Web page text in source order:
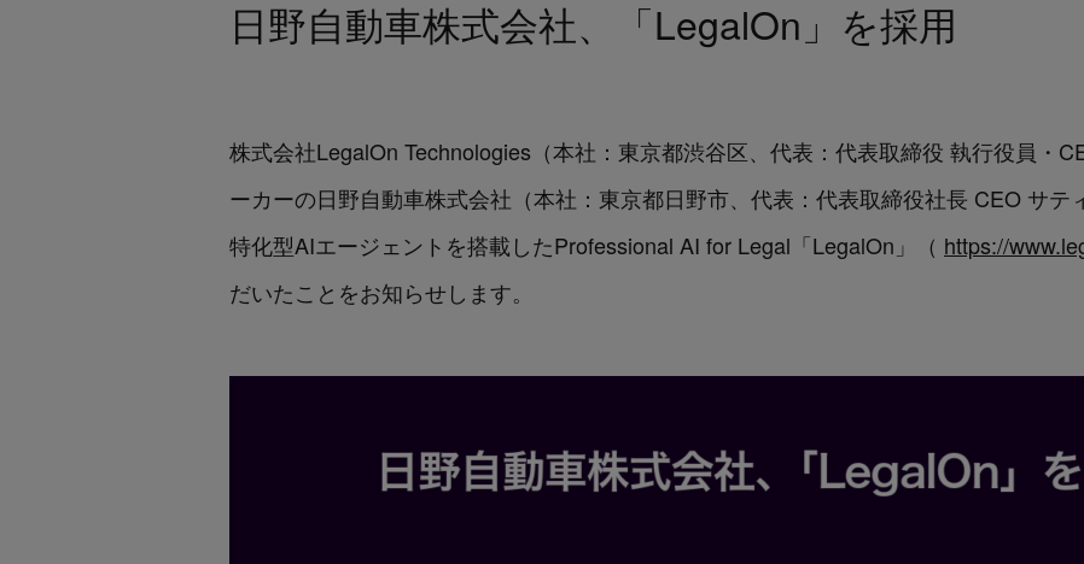
日野自動車株式会社、「LegalOn」を採用
株式会社LegalOn Technologies（本社：東京都渋谷区、代表：代表取締役 執行役員・
ーカーの日野自動車株式会社（本社：東京都日野市、代表：代表取締役社長 CEO サテ
特化型AIエージェントを搭載したProfessional AI for Legal「LegalOn」（ https://
だいたことをお知らせします。